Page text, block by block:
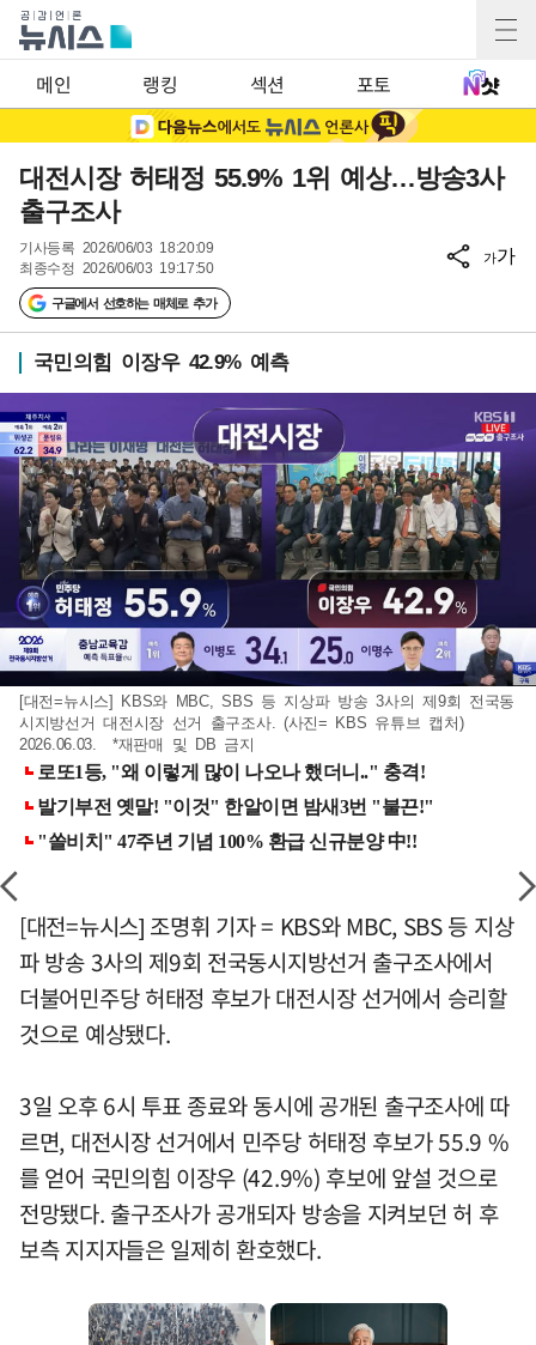
메인 랭킹 섹션 포토
대전시장 허태정 55.9% 1위 예상…방송3사
출구조사
기사등록 2026/06/03 18:20:09
최종수정 2026/06/03 19:17:50
구글에서 선호하는 매체로 추가
가가
국민의힘 이장우 42.9% 예측
[대전=뉴시스] KBS와 MBC, SBS 등 지상파 방송 3사의 제9회 전국동
시지방선거 대전시장 선거 출구조사. (사진= KBS 유튜브 캡처)
2026.06.03. *재판매 및 DB 금지
[대전=뉴시스] 조명휘 기자 = KBS와 MBC, SBS 등 지상
파 방송 3사의 제9회 전국동시지방선거 출구조사에서
더불어민주당 허태정 후보가 대전시장 선거에서 승리할
것으로 예상됐다.
3일 오후 6시 투표 종료와 동시에 공개된 출구조사에 따
르면, 대전시장 선거에서 민주당 허태정 후보가 55.9 %
를 얻어 국민의힘 이장우 (42.9%) 후보에 앞설 것으로
전망됐다. 출구조사가 공개되자 방송을 지켜보던 허 후
보측 지지자들은 일제히 환호했다.